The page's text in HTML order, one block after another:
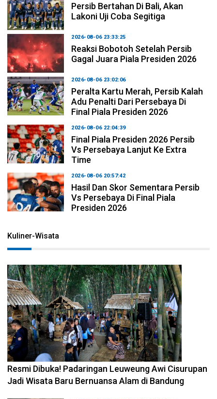
Persib Bertahan Di Bali, Akan
Lakoni Uji Coba Segitiga
2026-08-06 23:33:25
Reaksi Bobotoh Setelah Persib
Gagal Juara Piala Presiden 2026
2026-08-06 23:02:06
Peralta Kartu Merah, Persib Kalah
Adu Penalti Dari Persebaya Di
Final Piala Presiden 2026
2026-08-06 22:04:39
Final Piala Presiden 2026 Persib
Vs Persebaya Lanjut Ke Extra
Time
2026-08-06 20:57:42
Hasil Dan Skor Sementara Persib
Vs Persebaya Di Final Piala
Presiden 2026
Kuliner-Wisata
2026-08-02 17:59:41
Resmi Dibuka! Padaringan Leuweung Awi Cisurupan
Jadi Wisata Baru Bernuansa Alam di Bandung